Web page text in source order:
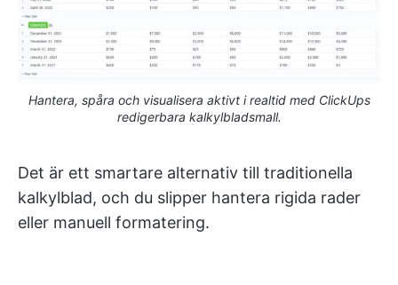
Hantera, spåra och visualisera aktivt i realtid med ClickUps
redigerbara kalkylbladsmall.
Det är ett smartare alternativ till traditionella
kalkylblad, och du slipper hantera rigida rader
eller manuell formatering.